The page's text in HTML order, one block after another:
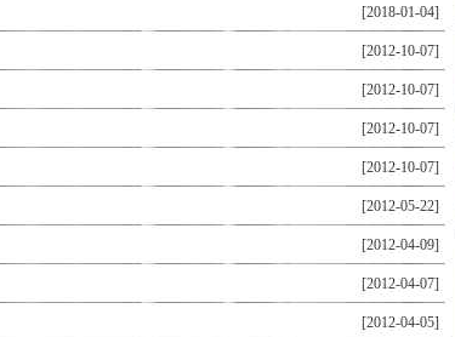
[2018-01-04]
[2012-10-07]
[2012-10-07]
[2012-10-07]
[2012-10-07]
[2012-05-22]
[2012-04-09]
[2012-04-07]
[2012-04-05]